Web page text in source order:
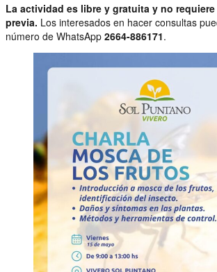
La actividad es libre y gratuita y no
previa. Los interesados en hacer consultas
número de WhatsApp 2664-886171.